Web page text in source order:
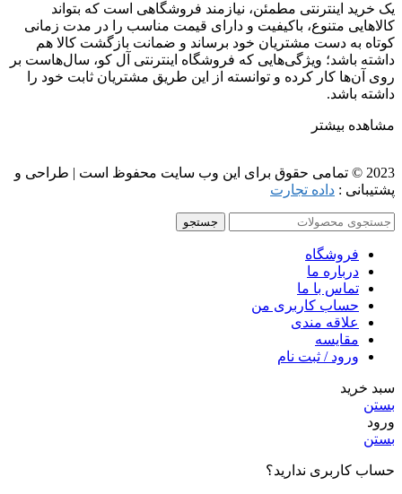
یک خرید اینترنتی مطمئن، نیازمند فروشگاهی است که بتواند
کالاهایی متنوع، باکیفیت و دارای قیمت مناسب را در مدت زمانی
کوتاه به دست مشتریان خود برساند و ضمانت بازگشت کالا هم
داشته باشد؛ ویژگی‌هایی که فروشگاه اینترنتی آل کو، سال‌هاست بر
روی آن‌ها کار کرده و توانسته از این طریق مشتریان ثابت خود را
داشته باشد.
مشاهده بیشتر
2023 © تمامی حقوق برای این وب سایت محفوظ است | طراحی و
پشتیبانی : داده تجارت
جستجو
فروشگاه
درباره ما
تماس با ما
حساب کاربری من
علاقه مندی
مقايسه
ورود / ثبت نام
سبد خرید
بستن
ورود
بستن
حساب کاربری ندارید؟